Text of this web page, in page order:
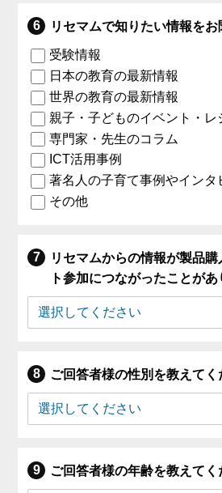
リセマムで知りたい情報をお
受験情報
日本の教育の最新情報
世界の教育の最新情報
親子・子どものイベント・レ
専門家・先生のコラム
ICT活用事例
著名人の子育て事例やインタ
その他
リセマムからの情報が製品
ト参加につながったことがあ
ご回答者様の性別を教えてく
ご回答者様の年齢を教えてく